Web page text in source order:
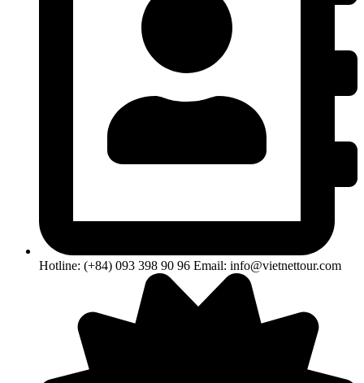
Hotline: (+84) 093 398 90 96 Email: info@vietnettour.com